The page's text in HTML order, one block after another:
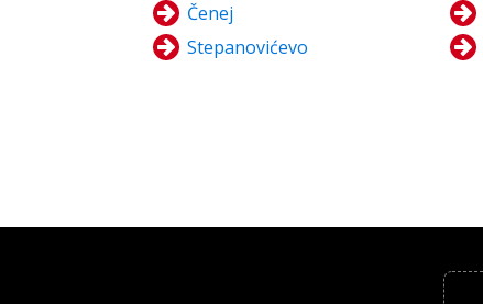
Čenej
Stepanovićevo